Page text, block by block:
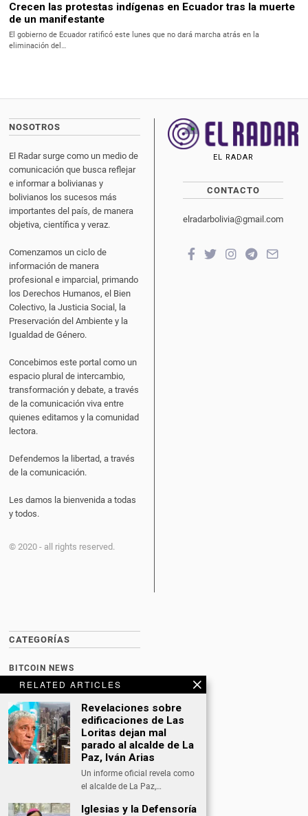
RELATED ARTICLES
Revelaciones sobre
edificaciones de Las
Loritas dejan mal
parado al alcalde de La
Paz, Iván Arias
Un informe oficial revela como
el alcalde de La Paz,…
Iglesias y la Defensoría
Crecen las protestas indígenas en Ecuador tras la muerte
de un manifestante
El gobierno de Ecuador ratificó este lunes que no dará marcha atrás en la
eliminación del…
NOSOTROS
El Radar surge como un medio de
comunicación que busca reflejar
e informar a bolivianas y
bolivianos los sucesos más
importantes del país, de manera
objetiva, científica y veraz.
Comenzamos un ciclo de
información de manera
profesional e imparcial, primando
los Derechos Humanos, el Bien
Colectivo, la Justicia Social, la
Preservación del Ambiente y la
Igualdad de Género.
Concebimos este portal como un
espacio plural de intercambio,
transformación y debate, a través
de la comunicación viva entre
quienes editamos y la comunidad
lectora.
Defendemos la libertad, a través
de la comunicación.
Les damos la bienvenida a todas
y todos.
© 2020 - all rights reserved.
EL RADAR
CONTACTO
elradarbolivia@gmail.com
CATEGORÍAS
BITCOIN NEWS
CULTURA
DATING
DEPORTES
ECONOMÍA
INTERNACIONAL
NACIONAL